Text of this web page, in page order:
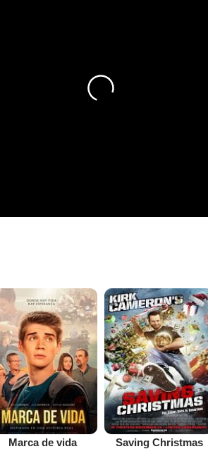
Marca de vida Saving Christmas